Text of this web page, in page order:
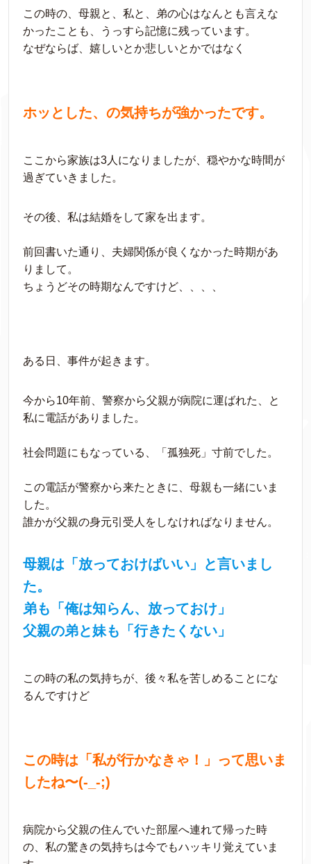
この時の、母親と、私と、弟の心はなんとも言えな
かったことも、うっすら記憶に残っています。
なぜならば、嬉しいとか悲しいとかではなく
ホッとした、の気持ちが強かったです。
ここから家族は3人になりましたが、穏やかな時間が
過ぎていきました。
その後、私は結婚をして家を出ます。
前回書いた通り、夫婦関係が良くなかった時期があ
りまして。
ちょうどその時期なんですけど、、、、
ある日、事件が起きます。
今から10年前、警察から父親が病院に運ばれた、と
私に電話がありました。
社会問題にもなっている、「孤独死」寸前でした。
この電話が警察から来たときに、母親も一緒にいま
した。
誰かが父親の身元引受人をしなければなりません。
母親は「放っておけばいい」と言いまし
た。
弟も「俺は知らん、放っておけ」
父親の弟と妹も「行きたくない」
この時の私の気持ちが、後々私を苦しめることにな
るんですけど
この時は「私が行かなきゃ！」って思いま
したね〜(-_-;)
病院から父親の住んでいた部屋へ連れて帰った時
の、私の驚きの気持ちは今でもハッキリ覚えていま